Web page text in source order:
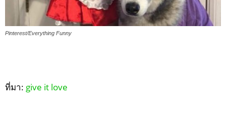
Pinterest/Everything Funny
ที่มา: give it love